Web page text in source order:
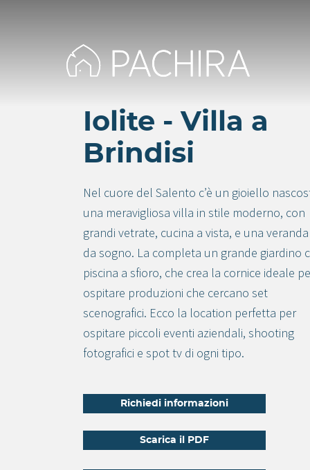
Iolite - Villa a
Brindisi
Nel cuore del Salento c’è un gioiello
una meravigliosa villa in stile moderno, con
grandi vetrate, cucina a vista, e una veranda
da sogno. La completa un grande giardino
piscina a sfioro, che crea la cornice ideale
ospitare produzioni che cercano set
scenografici. Ecco la location perfetta per
ospitare piccoli eventi aziendali, shooting
fotografici e spot tv di ogni tipo.
Richiedi informazioni
Scarica il PDF